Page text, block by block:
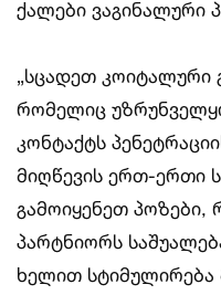
ქალები ვაგინალური
„სცადეთ კოიტალური
რომელიც
კონტაქტს
მიღწევის ერთ-ერთი
გამოიყენეთ პოზები,
პარტნიორს
ხელით სტიმულირება